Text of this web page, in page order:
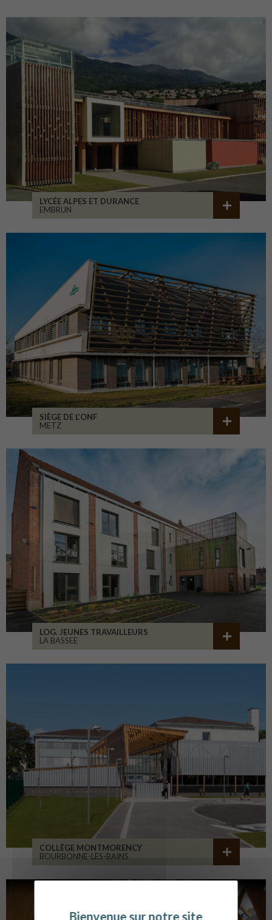
LYCÉE ALPES ET DURANCE
EMBRUN
SIÈGE DE L’ONF
METZ
LOG. JEUNES TRAVAILLEURS
LA BASSEE
COLLÈGE MONTMORENCY
BOURBONNE-LES-BAINS